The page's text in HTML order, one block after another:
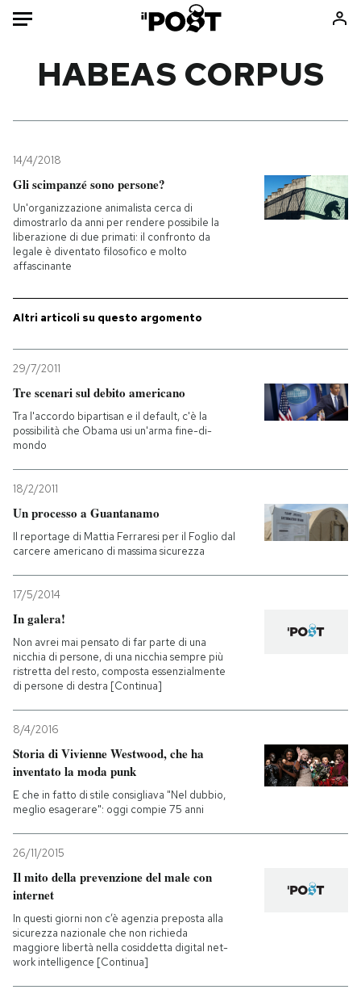
Mondo
Politica
Tecnologia
Internet
Scienza
Economia
Sport
Ok Boomer!
Altrecose
PODCAST
NEWSLETTER
SHOP
AREA PERSONALE
Entra
HABEAS CORPUS
14/4/2018
Gli scimpanzé sono persone?
Un'organizzazione animalista cerca di
dimostrarlo da anni per rendere possibile la
liberazione di due primati: il confronto da
legale è diventato filosofico e molto
affascinante
Altri articoli su questo argomento
29/7/2011
Tre scenari sul debito americano
Tra l'accordo bipartisan e il default, c'è la
possibilità che Obama usi un'arma fine-di-
mondo
18/2/2011
Un processo a Guantanamo
Il reportage di Mattia Ferraresi per il Foglio dal
carcere americano di massima sicurezza
17/5/2014
In galera!
Non avrei mai pensato di far parte di una
nicchia di persone, di una nicchia sempre più
ristretta del resto, composta essenzialmente
di persone di destra [Continua]
8/4/2016
Storia di Vivienne Westwood, che ha
inventato la moda punk
E che in fatto di stile consigliava "Nel dubbio,
meglio esagerare": oggi compie 75 anni
26/11/2015
Il mito della prevenzione del male con
internet
In questi giorni non c’è agenzia preposta alla
sicurezza nazionale che non richieda
maggiore libertà nella cosiddetta digital net-
work intelligence [Continua]